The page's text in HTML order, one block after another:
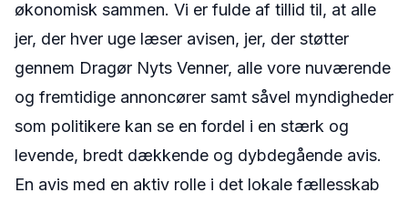
økonomisk sammen. Vi er fulde af tillid til, at alle
jer, der hver uge læser avisen, jer, der støtter
gennem Dragør Nyts Venner, alle vore nuværende
og fremtidige annoncører samt såvel myndigheder
som politikere kan se en fordel i en stærk og
levende, bredt dækkende og dybdegående avis.
En avis med en aktiv rolle i det lokale fællesskab